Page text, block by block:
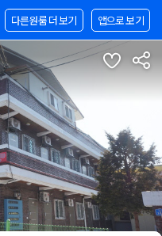
앱으로 보기
다른원룸 더 보기